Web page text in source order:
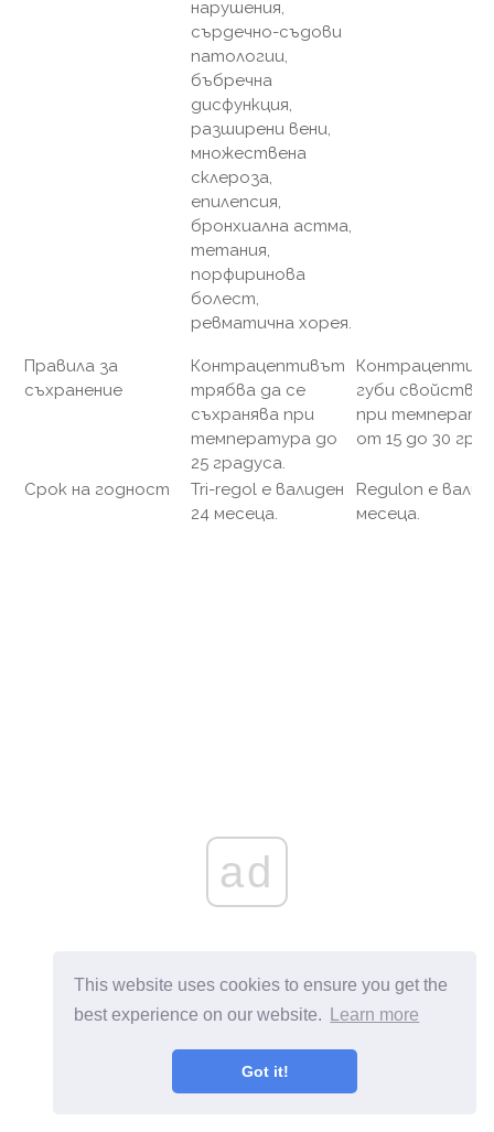
This website uses cookies to ensure you get the
best experience on our website.
Learn more
Got it!
нарушения,
сърдечно-съдови
патологии,
бъбречна
дисфункция,
разширени вени,
множествена
склероза,
епилепсия,
бронхиална астма,
тетания,
порфиринова
болест,
ревматична хорея.
Правила за
съхранение
Контрацептивът
трябва да се
съхранява при
температура до
25 градуса.
губи
при
от 15 до 30
Срок на годност
Tri-regol е валиден
24 месеца.
Regulon е
месеца.
ad